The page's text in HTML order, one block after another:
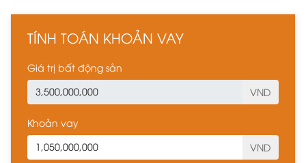
TÍNH TOÁN KHOẢN VAY
Giá trị bất động sản
VND
Khoản vay
VND